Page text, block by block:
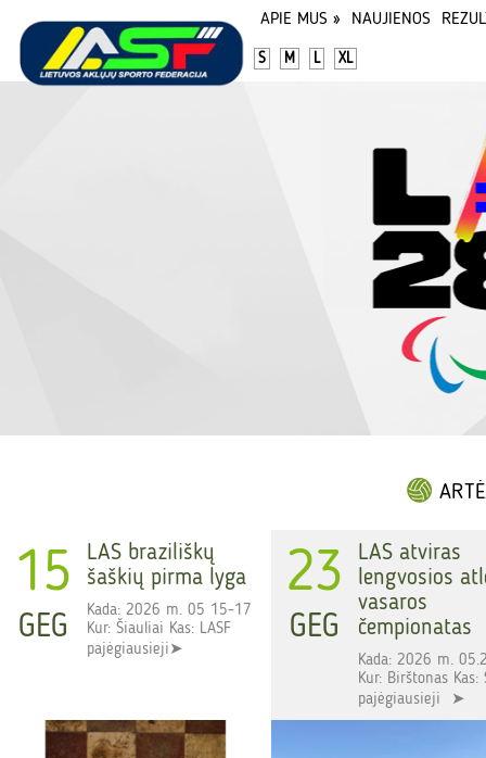
APIE MUS » NAUJIENOS
S M L XL
15
GEG
LAS braziliškų
šaškių pirma lyga
Kada: 2026 m. 05 15-17
Kur: Šiauliai Kas: LASF
pajėgiausieji➤
23
GEG
LAS atviras
lengvosios
vasaros
čempionatas
Kada: 2026 m.
Kur: Birštonas Kas:
pajėgiausieji ➤